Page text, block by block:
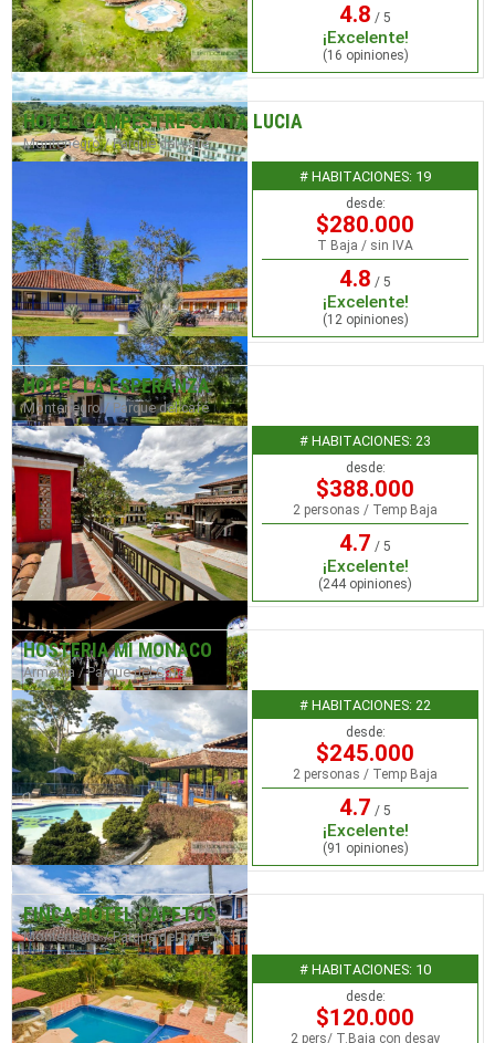
4.8 / 5
¡Excelente!
(16 opiniones)
HOTEL CAMPESTRE SANTA LUCIA
Montenegro / Parque del café
# HABITACIONES: 19
desde:
$280.000
T Baja / sin IVA
4.8 / 5
¡Excelente!
(12 opiniones)
HOTEL LA ESPERANZA
Montenegro / Parque del café
# HABITACIONES: 23
desde:
$388.000
2 personas / Temp Baja
4.7 / 5
¡Excelente!
(244 opiniones)
HOSTERIA MI MONACO
Armenia / Parque del Café
# HABITACIONES: 22
desde:
$245.000
2 personas / Temp Baja
4.7 / 5
¡Excelente!
(91 opiniones)
FINCA HOTEL CAFETOS
Montenegro / Parque del café
# HABITACIONES: 10
desde:
$120.000
2 pers/ T.Baja con desay